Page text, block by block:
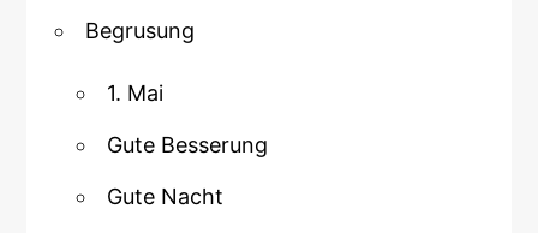
Begrusung
1. Mai
Gute Besserung
Gute Nacht